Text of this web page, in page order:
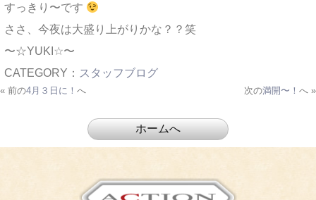
すっきり〜です
ささ、今夜は大盛り上がりかな？？笑
〜☆YUKI☆〜
CATEGORY： スタッフブログ
« 前の4月３日に！ へ 次の満開〜！ へ »